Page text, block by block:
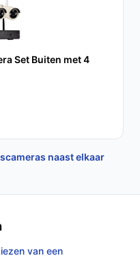
Set Buiten met 4
naast elkaar
van een